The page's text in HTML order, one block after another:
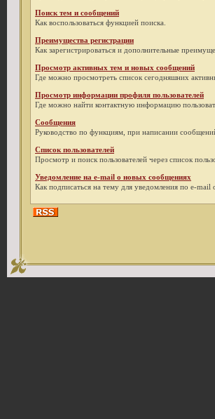
Поиск тем и сообщений
Как воспользоваться функцией поиска.
Преимущества регистрации
Как зарегистрироваться и дополнительные
Просмотр активных тем и новых сообщений
Где можно просмотреть список сегодняшних
Просмотр информации профиля пользователей
Где можно найти контактную информацию
Сообщения
Руководство по функциям, при написании
Список пользователей
Просмотр и поиск пользователей через список
Уведомление на e-mail о новых сообщениях
Как подписаться на тему для уведомления по e-mail